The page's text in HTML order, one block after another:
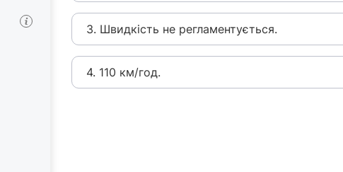
3. Швидкість не регламентується.
4. 110 км/год.